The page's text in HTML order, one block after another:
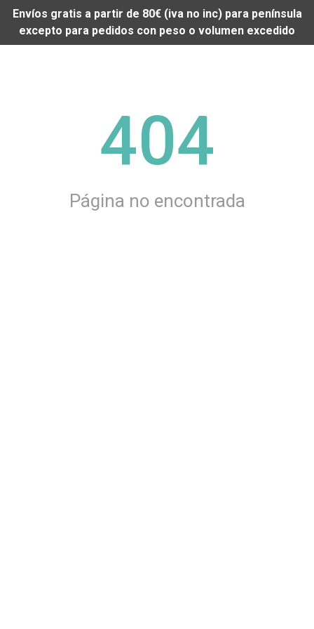
Envíos gratis a partir de 80€ (iva no inc) para península
excepto para pedidos con peso o volumen excedido
404
Página no encontrada